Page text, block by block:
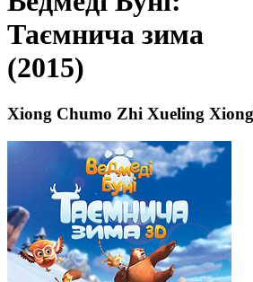
Таємнича зима
(2015)
Xiong Chumo Zhi Xueling